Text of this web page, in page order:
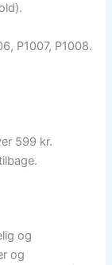
P1007, P1008.
599 kr.
og
og